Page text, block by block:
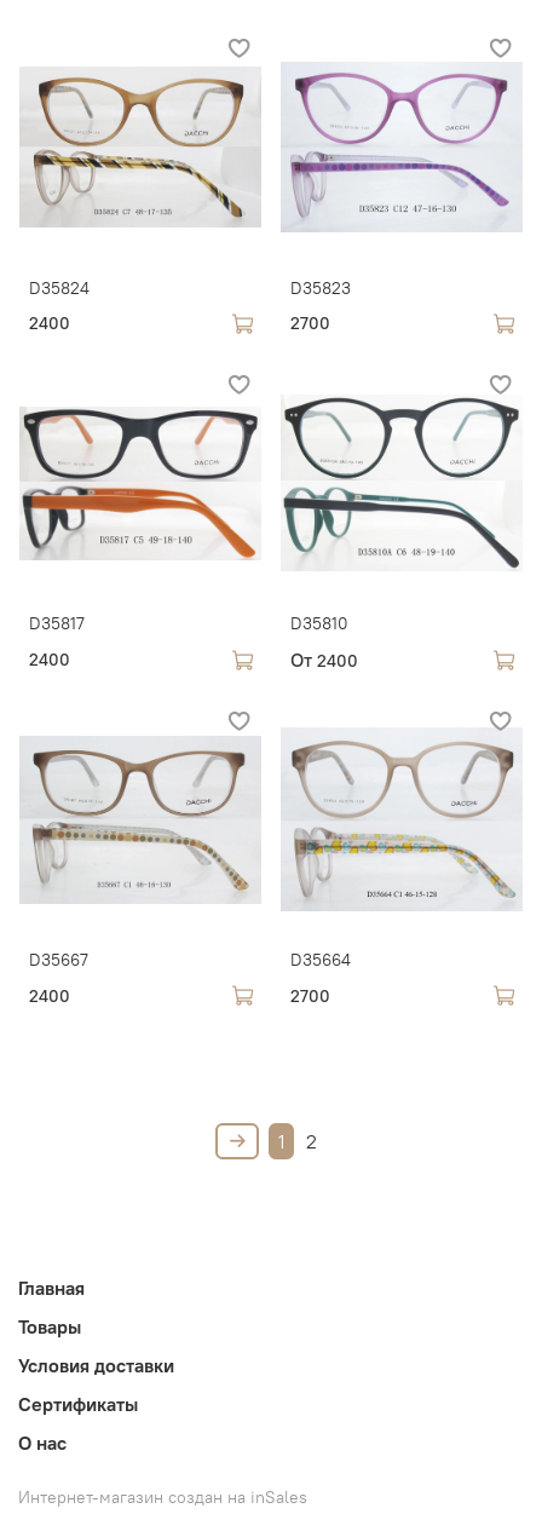
D35824
2400
D35823
2700
D35817
2400
D35810
От 2400
D35667
2400
D35664
2700
1 2
Главная
Товары
Условия доставки
Сертификаты
О нас
Интернет-магазин создан на inSales